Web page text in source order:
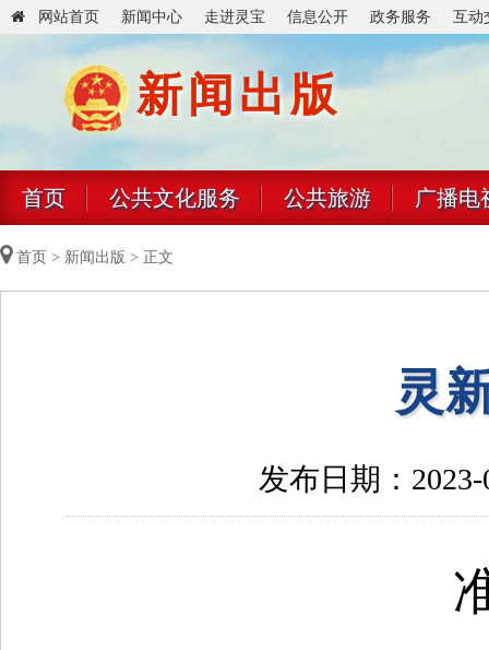
网站首页 新闻中心 走进灵宝 信息公开 政务服务 互动
新闻出版
首页 公共文化服务 公共旅游 广播电
首页 > 新闻出版 > 正文
灵
发布日期：